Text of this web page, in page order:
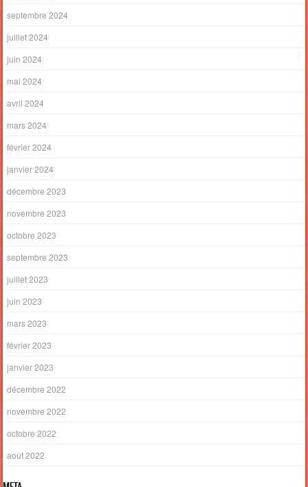
septembre 2024
juillet 2024
juin 2024
mai 2024
avril 2024
mars 2024
février 2024
janvier 2024
décembre 2023
novembre 2023
octobre 2023
septembre 2023
juillet 2023
juin 2023
mars 2023
février 2023
janvier 2023
décembre 2022
novembre 2022
octobre 2022
août 2022